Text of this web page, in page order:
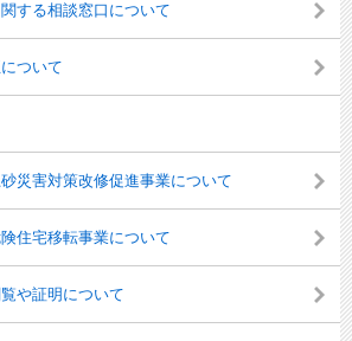
する相談窓口について
ついて
災害対策改修促進事業について
住宅移転事業について
や証明について